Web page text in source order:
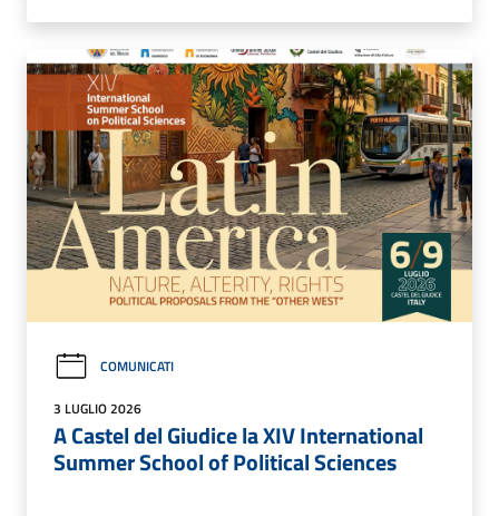
COMUNICATI
3 LUGLIO 2026
A Castel del Giudice la XIV International
Summer School of Political Sciences